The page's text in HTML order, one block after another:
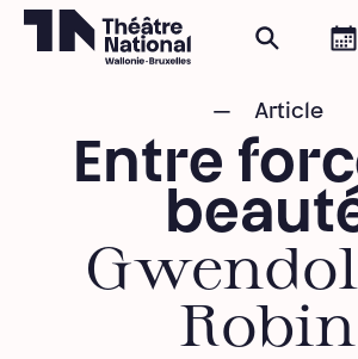
Article
Entre
Robin